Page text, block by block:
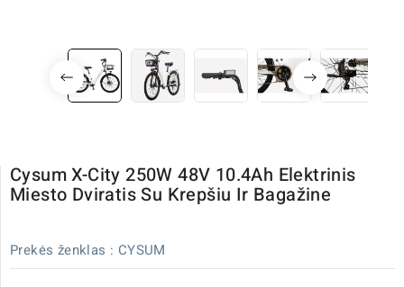
Cysum X-City 250W 48V 10.4Ah Elektrinis
Miesto Dviratis Su Krepšiu Ir Bagažine
Prekės ženklas : CYSUM